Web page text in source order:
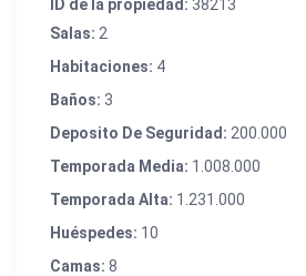
ID de la propiedad: 38213
Salas: 2
Habitaciones: 4
Baños: 3
Deposito De Seguridad: 200.000
Temporada Media: 1.008.000
Temporada Alta: 1.231.000
Huéspedes: 10
Camas: 8